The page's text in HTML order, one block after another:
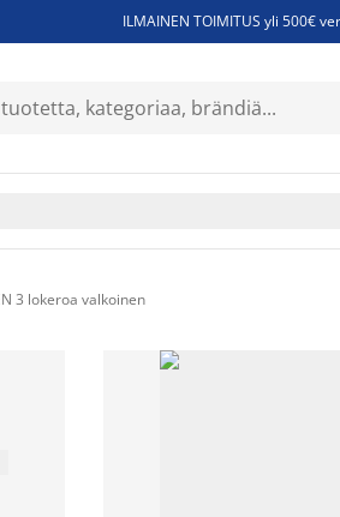
ILMAINEN TOIMITUS yli 500€
Sijauspatjoja -
3 lokeroa valkoinen